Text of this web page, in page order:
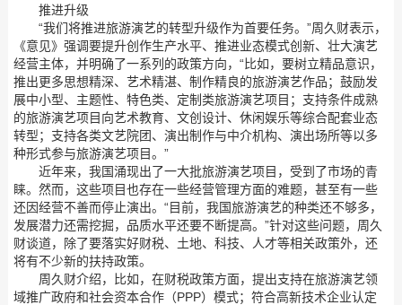
推进升级
“我们将推进旅游演艺的转型升级作为首要任务。”周久财表示，
《意见》强调要提升创作生产水平、推进业态模式创新、壮大演艺
经营主体，并明确了一系列的政策方向，“比如，要树立精品意识，
推出更多思想精深、艺术精湛、制作精良的旅游演艺作品；鼓励发
展中小型、主题性、特色类、定制类旅游演艺项目；支持条件成熟
的旅游演艺项目向艺术教育、文创设计、休闲娱乐等综合配套业态
转型；支持各类文艺院团、演出制作与中介机构、演出场所等以多
种形式参与旅游演艺项目。”
近年来，我国涌现出了一大批旅游演艺项目，受到了市场的青
睐。然而，这些项目也存在一些经营管理方面的难题，甚至有一些
还因经营不善而停止演出。“目前，我国旅游演艺的种类还不够多，
发展潜力还需挖掘，品质水平还要不断提高。”针对这些问题，周久
财谈道，除了要落实好财税、土地、科技、人才等相关政策外，还
将有不少新的扶持政策。
周久财介绍，比如，在财税政策方面，提出支持在旅游演艺领
域推广政府和社会资本合作（PPP）模式；符合高新技术企业认定